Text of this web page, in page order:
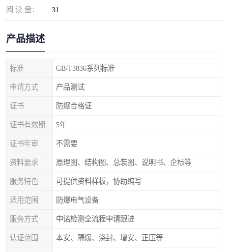
阅 读 量： 31
产品描述
标准 GB/T3836系列标准
申请方式 产品测试
证书 防爆合格证
证书有效期 5年
证书年审 不需要
资料要求 原理图、结构图、总装图、说明书、企标等
服务特色 可提供资料样板，协助编写
适用范围 防爆电气设备
服务方式 中诺检测全流程申请跟进
认证范围 本安、隔爆、浇封、增安、正压等